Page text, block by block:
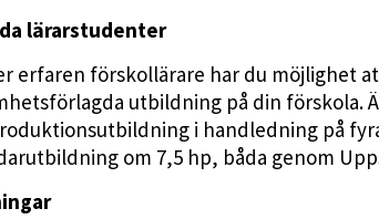
lärarstudenter
erfaren förskollärare har du möjlighet
utbildning på din förskola.
i handledning på
om 7,5 hp, båda genom